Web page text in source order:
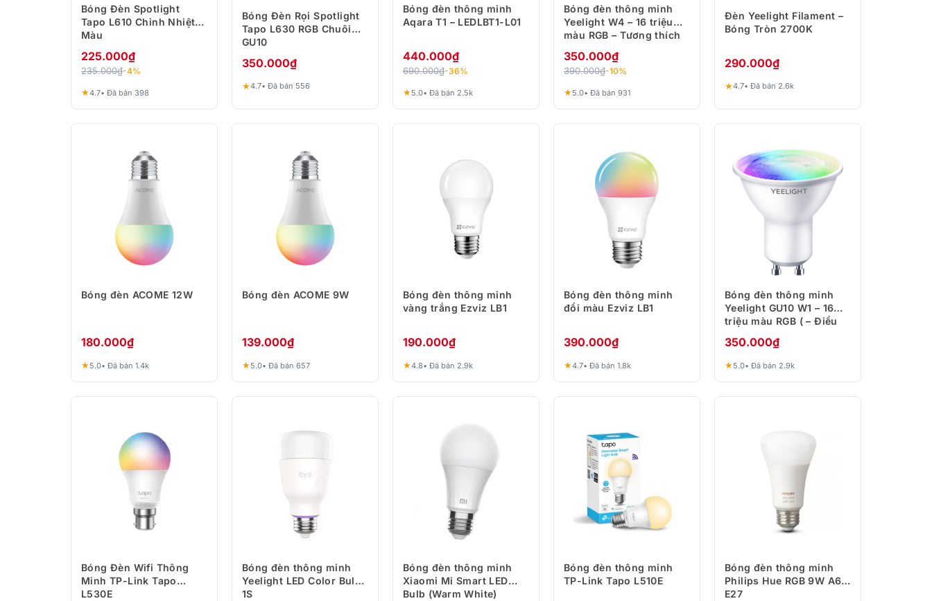
Bóng Đèn Spotlight
Tapo L610 Chỉnh Nhiệt
Màu
225.000₫
235.000₫-4%
★4.7• Đã bán 398
Bóng Đèn Rọi Spotlight
Tapo L630 RGB Chuôi
GU10
350.000₫
★4.7• Đã bán 556
Bóng đèn thông minh
Aqara T1 – LEDLBT1-L01
440.000₫
690.000₫-36%
★5.0• Đã bán 2.5k
Bóng đèn thông minh
Yeelight W4 – 16 triệu
màu RGB – Tương thích
350.000₫
390.000₫-10%
★5.0• Đã bán 931
Đèn Yeelight Filament –
Bóng Tròn 2700K
290.000₫
★4.7• Đã bán 2.6k
Bóng đèn ACOME 12W
180.000₫
★5.0• Đã bán 1.4k
Bóng đèn ACOME 9W
139.000₫
★5.0• Đã bán 657
Bóng đèn thông minh
vàng trắng Ezviz LB1
190.000₫
★4.8• Đã bán 2.9k
Bóng đèn thông minh
đổi màu Ezviz LB1
390.000₫
★4.7• Đã bán 1.8k
Bóng đèn thông minh
Yeelight GU10 W1 – 16
triệu màu RGB ( – Điều
350.000₫
★5.0• Đã bán 2.9k
Bóng Đèn Wifi Thông
Minh TP-Link Tapo
L530E
Bóng đèn thông minh
Yeelight LED Color Bulb
1S
Bóng đèn thông minh
Xiaomi Mi Smart LED
Bulb (Warm White)
Bóng đèn thông minh
TP-Link Tapo L510E
Bóng đèn thông minh
Philips Hue RGB 9W A60
E27